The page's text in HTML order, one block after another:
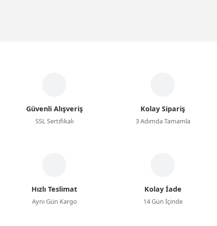
Güvenli Alışveriş
SSL Sertifikalı
Kolay Sipariş
3 Adımda Tamamla
Hızlı Teslimat
Aynı Gün Kargo
Kolay İade
14 Gün İçinde